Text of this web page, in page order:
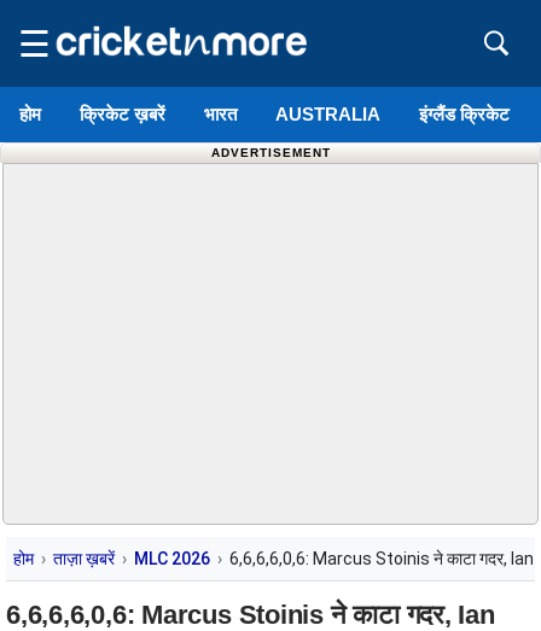
☰
होम क्रिकेट ख़बरें भारत AUSTRALIA इंग्लैंड क्रिकेट
ADVERTISEMENT
होम ताज़ा ख़बरें MLC 2026 6,6,6,6,0,6: Marcus Stoinis ने काटा गदर,
6,6,6,6,0,6: Marcus Stoinis ने काटा गदर, Ian